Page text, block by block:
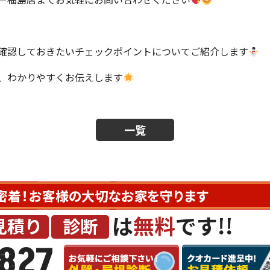
認しておきたいチェックポイントについてご紹介します
わかりやすくお伝えします
一覧